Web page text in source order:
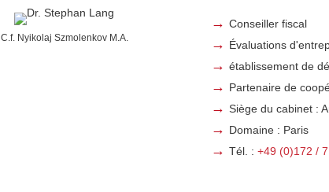
C.f. Nyikolaj Szmolenkov M.A.
Conseiller fiscal
Évaluations
établissement de
Partenaire de
Siège du cabinet :
Domaine : Paris
Tél. : +49 (0)172 /